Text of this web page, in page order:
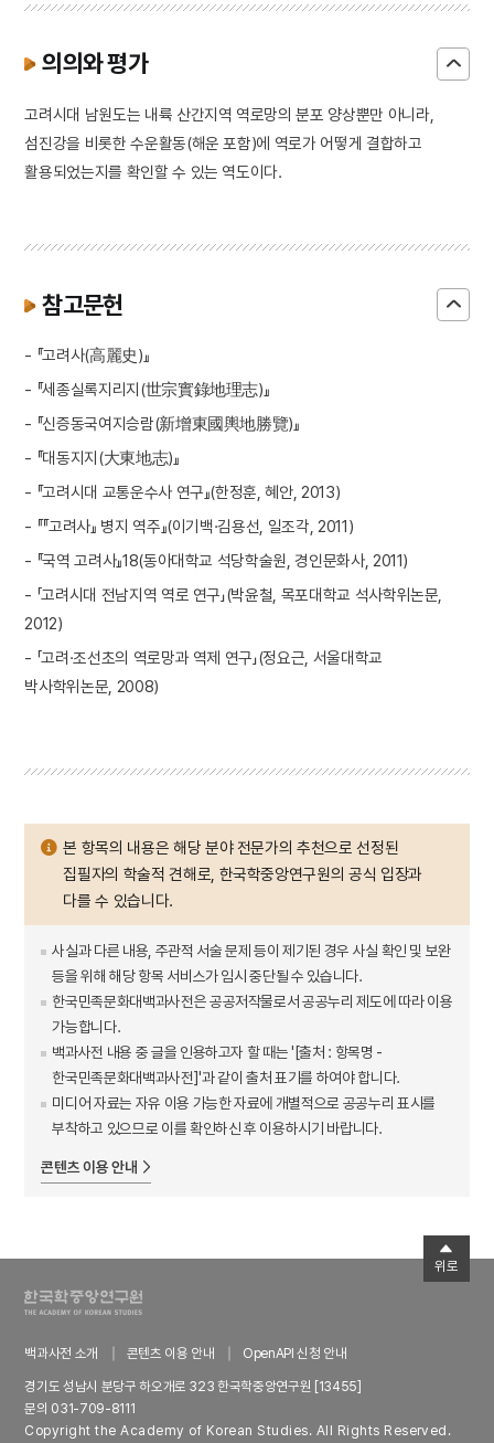
의의와 평가
고려시대 남원도는 내륙 산간지역 역로망의 분포 양상뿐만 아니라,
섬진강을 비롯한 수운활동(해운 포함)에 역로가 어떻게 결합하고
활용되었는지를 확인할 수 있는 역도이다.
참고문헌
- 『고려사(高麗史)』
- 『세종실록지리지(世宗實錄地理志)』
- 『신증동국여지승람(新增東國輿地勝覽)』
- 『대동지지(大東地志)』
- 『고려시대 교통운수사 연구』(한정훈, 혜안, 2013)
- 『『고려사』 병지 역주』(이기백·김용선, 일조각, 2011)
- 『국역 고려사』18(동아대학교 석당학술원, 경인문화사, 2011)
- 「고려시대 전남지역 역로 연구」(박윤철, 목포대학교 석사학위논문,
2012)
- 「고려·조선초의 역로망과 역제 연구」(정요근, 서울대학교
박사학위논문, 2008)
본 항목의 내용은 해당 분야 전문가의 추천으로 선정된
집필자의 학술적 견해로, 한국학중앙연구원의 공식 입장과
다를 수 있습니다.
사실과 다른 내용, 주관적 서술 문제 등이 제기된 경우 사실 확인 및 보완
등을 위해 해당 항목 서비스가 임시 중단될 수 있습니다.
한국민족문화대백과사전은 공공저작물로서 공공누리 제도에 따라 이용
가능합니다.
백과사전 내용 중 글을 인용하고자 할 때는 '[출처 : 항목명 -
한국민족문화대백과사전]'과 같이 출처 표기를 하여야 합니다.
미디어 자료는 자유 이용 가능한 자료에 개별적으로 공공누리 표시를
부착하고 있으므로 이를 확인하신 후 이용하시기 바랍니다.
콘텐츠 이용 안내
백과사전 소개 콘텐츠 이용 안내
OpenAPI 신청 안내
경기도 성남시 분당구 하오개로 323 한국학중앙연구원 [13455]
문의 031-709-8111
Copyright the Academy of Korean Studies. All Rights Reserved.
위로